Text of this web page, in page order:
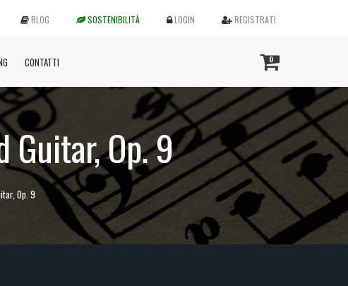
BLOG SOSTENIBILITÀ LOGIN REGISTRATI
CONTATTI 0
Op. 9
Op. 9